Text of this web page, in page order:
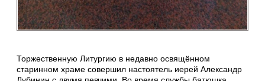
Торжественную Литургию в недавно освящённом
старинном храме совершил настоятель иерей Александр